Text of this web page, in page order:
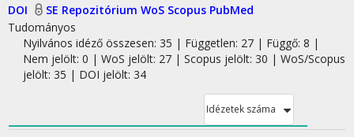
DOI
SE Repozitórium WoS Scopus PubMed
Tudományos
Nyilvános idéző összesen: 35 | Független: 27 | Függő: 8 |
Nem jelölt: 0 | WoS jelölt: 27 | Scopus jelölt: 30 | WoS/Scopus
jelölt: 35 | DOI jelölt: 34
Idézetek száma